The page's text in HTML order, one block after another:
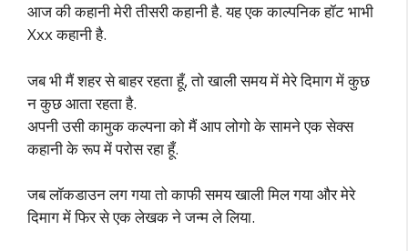
आज की कहानी मेरी तीसरी कहानी है. यह एक काल्पनिक हॉट भाभी
Xxx कहानी है.
जब भी मैं शहर से बाहर रहता हूँ, तो खाली समय में मेरे दिमाग में कुछ
न कुछ आता रहता है.
अपनी उसी कामुक कल्पना को मैं आप लोगो के सामने एक सेक्स
कहानी के रूप में परोस रहा हूँ.
जब लॉकडाउन लग गया तो काफी समय खाली मिल गया और मेरे
दिमाग में फिर से एक लेखक ने जन्म ले लिया.